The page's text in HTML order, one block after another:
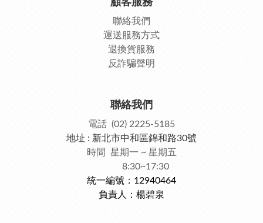
顧客服務
聯絡我們
運送服務方式
退換貨服務
反詐騙聲明
聯絡我們
電話 (02) 2225-5185
地址 : 新北市中和區錦和路30號
時間 星期一 ~ 星期五
8:30~17:30
統一編號：12940464
負責人：楊碧泉